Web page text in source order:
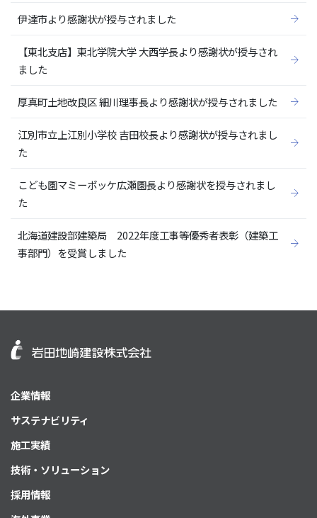
伊達市より感謝状が授与されました
【東北支店】東北学院大学 大西学長より感謝状が授与され
ました
厚真町土地改良区 細川理事長より感謝状が授与されました
江別市立上江別小学校 吉田校長より感謝状が授与されまし
た
こども園マミーポッケ広瀬園長より感謝状を授与されまし
た
北海道建設部建築局 2022年度工事等優秀者表彰（建築工
事部門）を受賞しました
企業情報
サステナビリティ
施工実績
技術・ソリューション
採用情報